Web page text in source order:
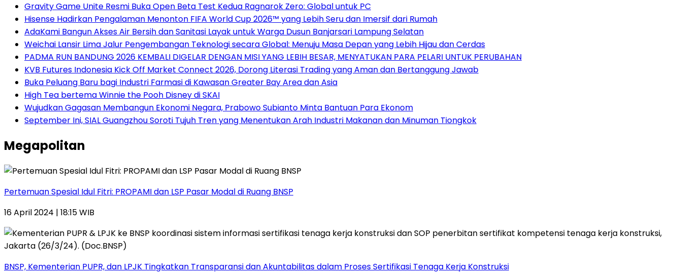
Gravity Game Unite Resmi Buka Open Beta Test Kedua Ragnarok Zero: Global untuk PC
Hisense Hadirkan Pengalaman Menonton FIFA World Cup 2026™ yang Lebih Seru dan Imersif dari Rumah
AdaKami Bangun Akses Air Bersih dan Sanitasi Layak untuk Warga Dusun Banjarsari Lampung Selatan
Weichai Lansir Lima Jalur Pengembangan Teknologi secara Global: Menuju Masa Depan yang Lebih Hijau dan Cerdas
PADMA RUN BANDUNG 2026 KEMBALI DIGELAR DENGAN MISI YANG LEBIH BESAR, MENYATUKAN PARA PELARI UNTUK PERUBAHAN
KVB Futures Indonesia Kick Off Market Connect 2026, Dorong Literasi Trading yang Aman dan Bertanggung Jawab
Buka Peluang Baru bagi Industri Farmasi di Kawasan Greater Bay Area dan Asia
High Tea bertema Winnie the Pooh Disney di SKAI
Wujudkan Gagasan Membangun Ekonomi Negara, Prabowo Subianto Minta Bantuan Para Ekonom
September Ini, SIAL Guangzhou Soroti Tujuh Tren yang Menentukan Arah Industri Makanan dan Minuman Tiongkok
Megapolitan
Pertemuan Spesial Idul Fitri: PROPAMI dan LSP Pasar Modal di Ruang BNSP
16 April 2024 | 18:15 WIB
BNSP, Kementerian PUPR, dan LPJK Tingkatkan Transparansi dan Akuntabilitas dalam Proses Sertifikasi Tenaga Kerja Konstruksi